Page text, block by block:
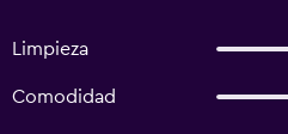
Limpieza
Comodidad